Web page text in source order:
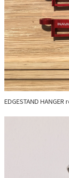
EDGESTAND HANGER